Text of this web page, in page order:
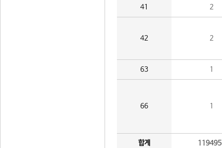
41 2
42 2
63 1
66 1
합계